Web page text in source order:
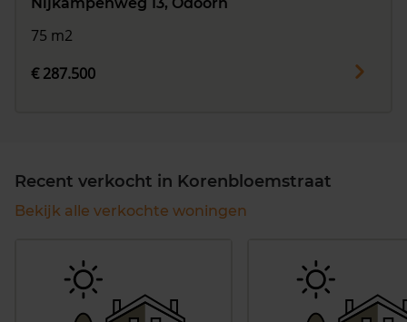
75 m2
€ 287.500
Recent verkocht in Korenbloemstraat
Bekijk alle verkochte woningen